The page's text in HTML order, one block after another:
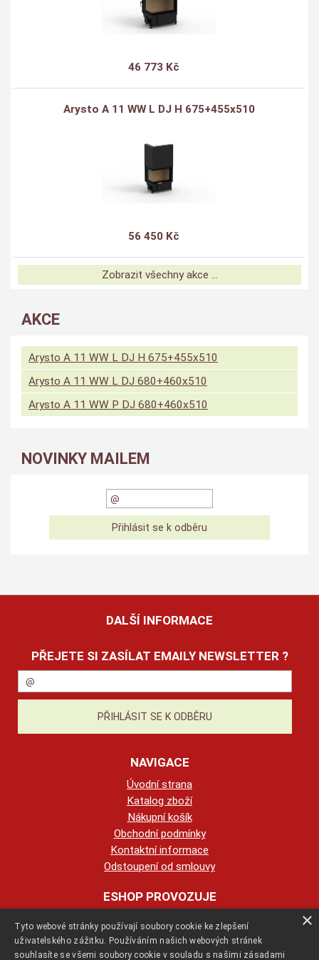
46 773 Kč
Arysto A 11 WW L DJ H 675+455x510
56 450 Kč
Zobrazit všechny akce ...
AKCE
Arysto A 11 WW L DJ H 675+455x510
Arysto A 11 WW L DJ 680+460x510
Arysto A 11 WW P DJ 680+460x510
NOVINKY MAILEM
DALŠÍ INFORMACE
PŘEJETE SI ZASÍLAT EMAILY NEWSLETTER ?
NAVIGACE
Úvodní strana
Katalog zboží
Nákupní košík
Obchodní podmínky
Kontaktní informace
Odstoupení od smlouvy
ESHOP PROVOZUJE
123KRBY s.r.o.
×
Tyto webové stránky používají soubory cookie ke zlepšení
uživatelského zážitku. Používáním našich webových stránek
souhlasíte se všemi soubory cookie v souladu s našimi zásadami